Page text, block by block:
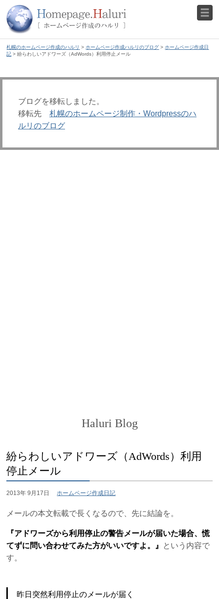
札幌のホームページ作成のハルリ > ホームページ作成ハルリのブログ > ホームページ作成日
記 > 紛らわしいアドワーズ（AdWords）利用停止メール
ブログを移転しました。
移転先 札幌のホームページ制作・Wordpressのハ
ルリのブログ
Haluri Blog
紛らわしいアドワーズ（AdWords）利用
停止メール
2013年 9月17日ホームページ作成日記
メールの本文転載で長くなるので、先に結論を。
『アドワーズから利用停止の警告メールが届いた場合、慌
てずに問い合わせてみた方がいいですよ。』 という内容で
す。
昨日突然利用停止のメールが届く